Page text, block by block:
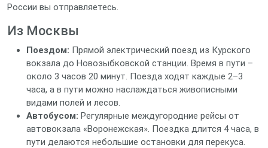
России вы отправляетесь.
Из Москвы
Поездом: Прямой электрический поезд из Курского
вокзала до Новозыбковской станции. Время в пути –
около 3 часов 20 минут. Поезда ходят каждые 2–3
часа, а в пути можно наслаждаться живописными
видами полей и лесов.
Автобусом: Регулярные междугородние рейсы от
автовокзала «Воронежская». Поездка длится 4 часа, в
пути делаются небольшие остановки для перекуса.